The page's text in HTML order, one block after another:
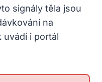
signály těla jsou
na
uvádí i portál